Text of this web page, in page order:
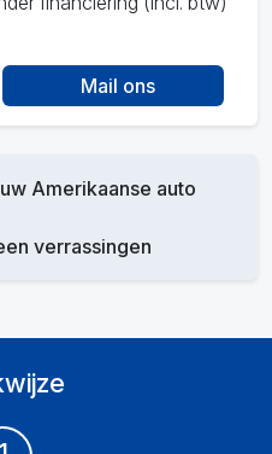
Mail ons
Amerikaanse auto
verrassingen